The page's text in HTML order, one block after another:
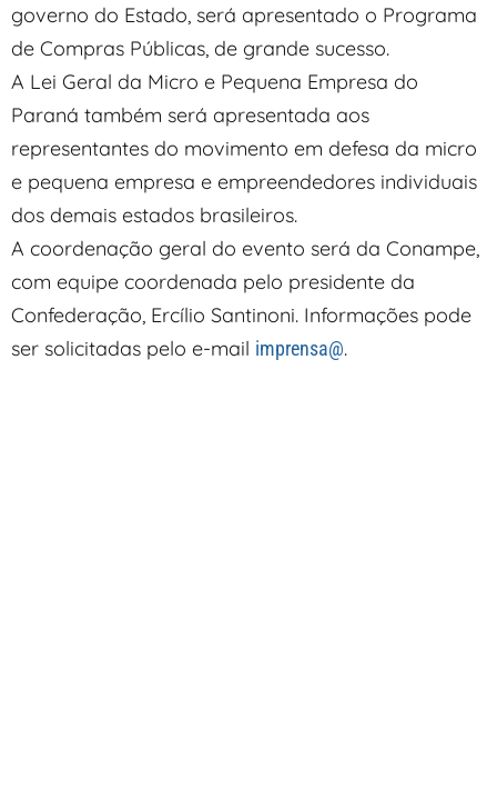
governo do Estado, será apresentado o Programa
de Compras Públicas, de grande sucesso.
A Lei Geral da Micro e Pequena Empresa do
Paraná também será apresentada aos
representantes do movimento em defesa da micro
e pequena empresa e empreendedores individuais
dos demais estados brasileiros.
A coordenação geral do evento será da Conampe,
com equipe coordenada pelo presidente da
Confederação, Ercílio Santinoni. Informações pode
ser solicitadas pelo e-mail imprensa@.